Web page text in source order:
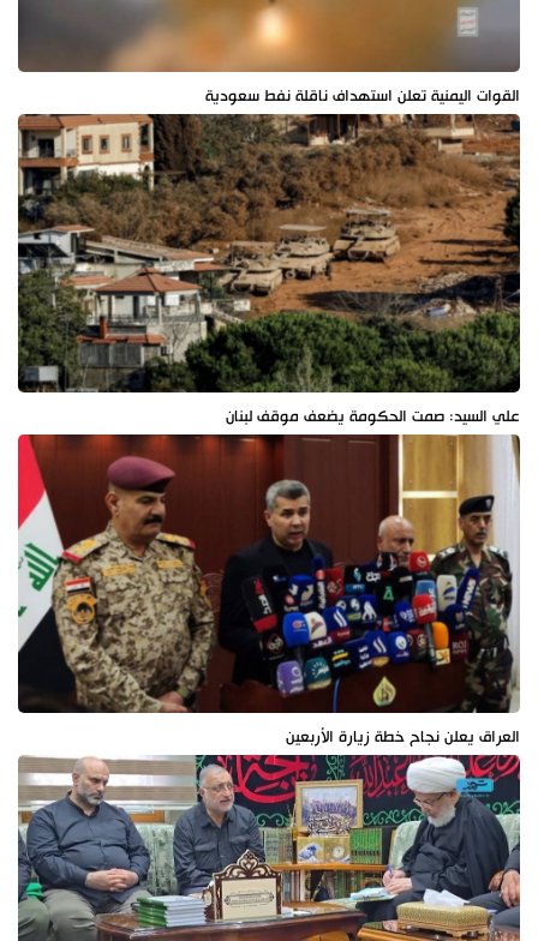
القوات اليمنية تعلن استهداف ناقلة نفط سعودية
علي السيد: صمت الحكومة يضعف موقف لبنان
العراق يعلن نجاح خطة زيارة الأربعين